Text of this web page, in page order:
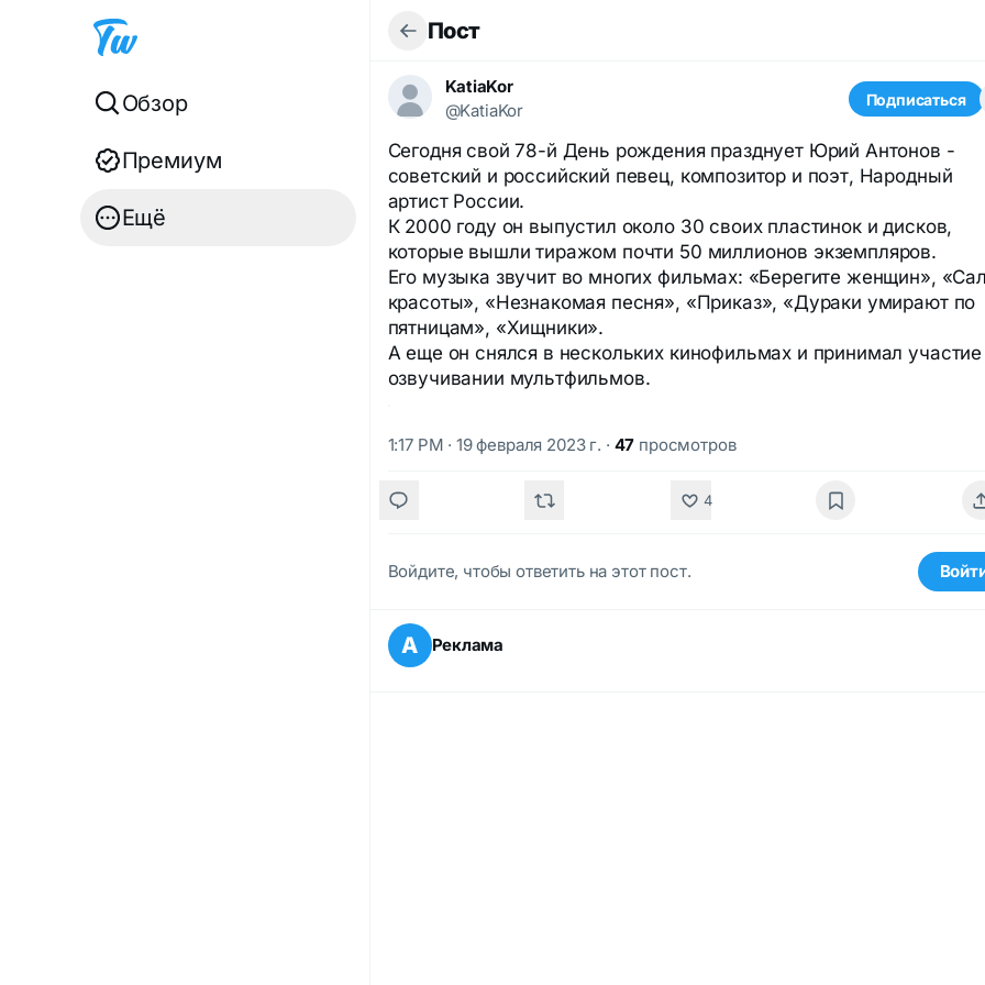
Обзор
Премиум
Ещё
Пост
KatiaKor
@KatiaKor
Подписаться
Сегодня свой 78-й День рождения празднует Юрий Антонов -
советский и российский певец, композитор и поэт, Народный
артист России.
К 2000 году он выпустил около 30 своих пластинок и дисков,
которые вышли тиражом почти 50 миллионов экземпляров.
Его музыка звучит во многих фильмах: «Берегите женщин»,
красоты», «Незнакомая песня», «Приказ», «Дураки умирают по
пятницам», «Хищники».
А еще он снялся в нескольких кинофильмах и принимал
озвучивании мультфильмов.
1:17 PM · 19 февраля 2023 г. · 47 просмотров
4
Войдите, чтобы ответить на этот пост.
А Реклама